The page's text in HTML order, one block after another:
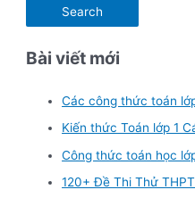
Bài viết mới
Các công thức toán
Kiến thức Toán lớp 1
Công thức toán học
120+ Đề Thi Thử